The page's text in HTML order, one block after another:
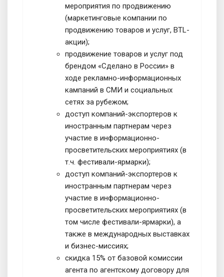
мероприятия по продвижению
(маркетинговые компании по
продвижению товаров и услуг, BTL-
акции);
продвижение товаров и услуг под
брендом «Сделано в России» в
ходе рекламно-информационных
кампаний в СМИ и социальных
сетях за рубежом;
доступ компаний-экспортеров к
иностранным партнерам через
участие в информационно-
просветительских мероприятиях (в
т.ч. фестивали-ярмарки);
доступ компаний-экспортеров к
иностранным партнерам через
участие в информационно-
просветительских мероприятиях (в
том числе фестивали-ярмарки), а
также в международных выставках
и бизнес-миссиях;
скидка 15% от базовой комиссии
агента по агентскому договору для